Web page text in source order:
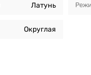
Латунь
Округлая